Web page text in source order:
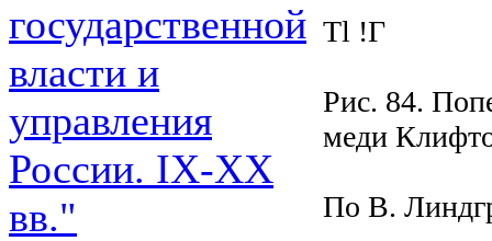
государственной
власти и
управления
России. IХ-ХХ
вв."
Tl !Г
Рис. 84.
меди
По В.